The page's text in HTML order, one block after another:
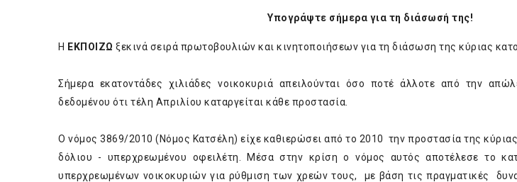
Υπογράψτε σήμερα για τη διάσωσή της!
Η ΕΚΠΟΙΖΩ ξεκινά σειρά πρωτοβουλιών και κινητοποιήσεων για τη διάσωση της κύριας
Σήμερα εκατοντάδες χιλιάδες νοικοκυριά απειλούνται όσο ποτέ άλλοτε από την
δεδομένου ότι τέλη Απριλίου καταργείται κάθε προστασία.
Ο νόμος 3869/2010 (Νόμος Κατσέλη) είχε καθιερώσει από το 2010 την προστασία της
δόλιου - υπερχρεωμένου οφειλέτη. Μέσα στην κρίση ο νόμος αυτός αποτέλεσε το
υπερχρεωμένων νοικοκυριών για ρύθμιση των χρεών τους, με βάση τις πραγματικές